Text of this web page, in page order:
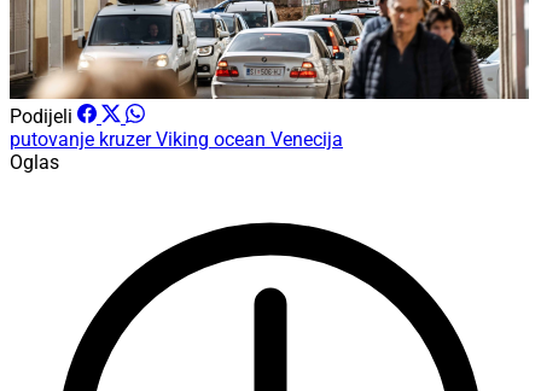
Podijeli
putovanje kruzerViking ocean Venecija
Oglas